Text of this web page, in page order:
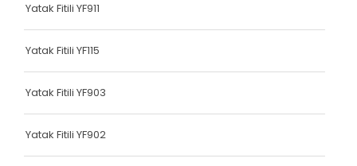
Terlik Kolonu
Terlik Kolonu
Terlik Kolonu
Yatak Fitili YF911
Yatak Fitili YF115
Yatak Fitili YF903
Yatak Fitili YF902